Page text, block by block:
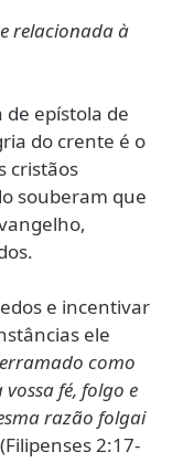
relacionada à
de epístola de
do crente é o
cristãos
souberam que
e incentivar
ele
como
fé, folgo e
razão folgai
(Filipenses 2:17-